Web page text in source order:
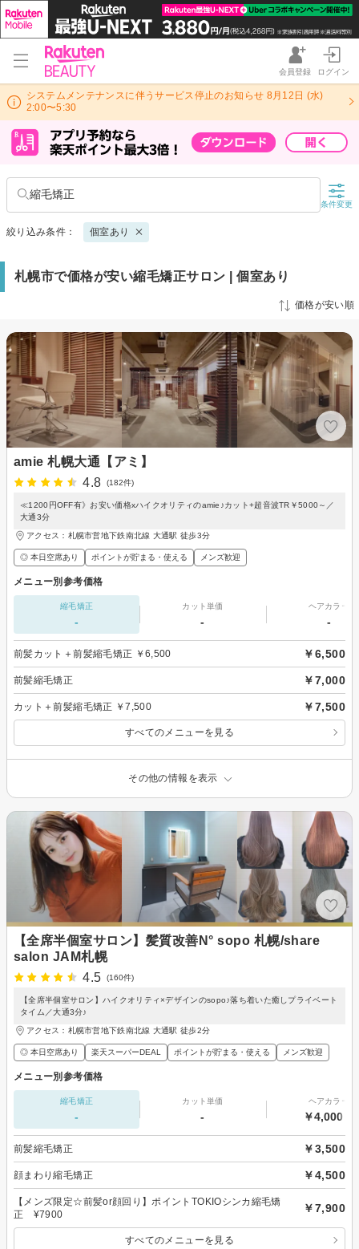
会員登録 ログイン
システムメンテナンスに伴うサービス停止のお知らせ 8月12日 (水)
2:00〜5:30
縮毛矯正
条件変更
絞り込み条件： 個室あり
札幌市で価格が安い縮毛矯正サロン | 個室あり
価格が安い順
amie 札幌大通【アミ】
4.8
(182件)
≪1200円OFF有》お安い価格xハイクオリティのamie♪カット+超音波TR￥5000～／
大通3分
アクセス：札幌市営地下鉄南北線 大通駅 徒歩3分
◎ 本日空席あり ポイントが貯まる・使える メンズ歓迎
メニュー別参考価格
縮毛矯正
-
カット単価
-
ヘアカラー
-
前髪カット＋前髪縮毛矯正 ￥6,500 ￥6,500
前髪縮毛矯正 ￥7,000
カット＋前髪縮毛矯正 ￥7,500 ￥7,500
すべてのメニューを見る
その他の情報を表示
【全席半個室サロン】髪質改善N° sopo 札幌/share
salon JAM札幌
4.5
(160件)
【全席半個室サロン】ハイクオリティ×デザインのsopo♪落ち着いた癒しプライベート
タイム／大通3分♪
アクセス：札幌市営地下鉄南北線 大通駅 徒歩2分
◎ 本日空席あり 楽天スーパーDEAL ポイントが貯まる・使える メンズ歓迎
メニュー別参考価格
縮毛矯正
-
カット単価
-
ヘアカラー
￥4,000～
前髪縮毛矯正 ￥3,500
顔まわり縮毛矯正 ￥4,500
【メンズ限定☆前髪or顔回り】ポイントTOKIOシンカ縮毛矯
正 ¥7900
￥7,900
すべてのメニューを見る